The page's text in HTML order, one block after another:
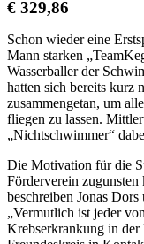
€ 329,86
Schon wieder eine
Mann starken
Wasserballer der
hatten sich bereits kurz
zusammengetan, um
fliegen zu lassen.
„Nichtschwimmer“
Die Motivation für die
Förderverein
beschreiben Jonas
„Vermutlich ist jeder
Krebserkrankung in der